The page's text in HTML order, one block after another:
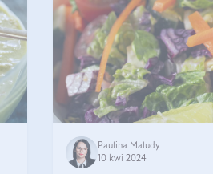
Paulina Maludy
10 kwi 2024